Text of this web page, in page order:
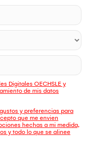
Digitales OECHSLE y
de mis datos
y preferencias para
que me envien
hechas a mi medida,
y todo lo que se alinee